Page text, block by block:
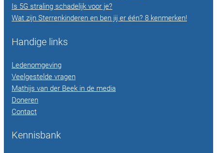
Is 5G straling schadelijk voor je?
Wat zijn Sterrenkinderen en ben jij er één? 8 kenmerken!
Handige links
Ledenomgeving
Veelgestelde vragen
Mathijs van der Beek in de media
Doneren
Contact
Kennisbank